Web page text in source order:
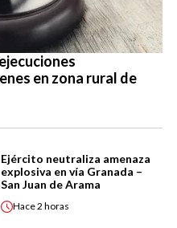
en zona rural de
Ejército neutraliza amenaza
explosiva en vía Granada –
San Juan de Arama
Hace2 horas